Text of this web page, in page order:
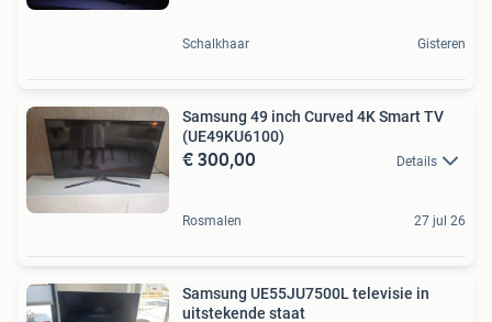
Schalkhaar Gisteren
Samsung 49 inch Curved 4K Smart TV
(UE49KU6100)
€ 300,00 Details
Rosmalen 27 jul 26
Samsung UE55JU7500L televisie in
uitstekende staat